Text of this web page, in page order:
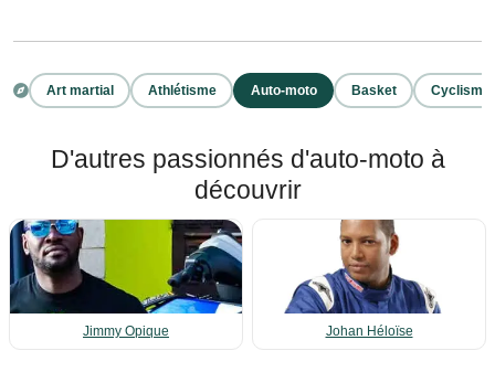
Art martial Athlétisme Auto-moto Basket Cyclisme
D'autres passionnés d'auto-moto à
découvrir
Jimmy Opique Johan Héloïse